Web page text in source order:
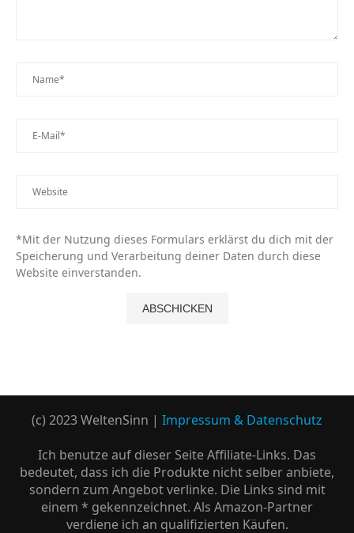
*Mit der Nutzung dieses Formulars erklärst du dich mit der
Speicherung und Verarbeitung deiner Daten durch diese
Website einverstanden.
(c) 2023 WeltenSinn | Impressum & Datenschutz
Ich benutze auf dieser Seite Affiliate-Links. Das
bedeutet, dass ich die Produkte nicht selber anbiete,
sondern zum Angebot verlinke. Die Links sind mit
einem * gekennzeichnet. Als Amazon-Partner
verdiene ich an qualifizierten Käufen.